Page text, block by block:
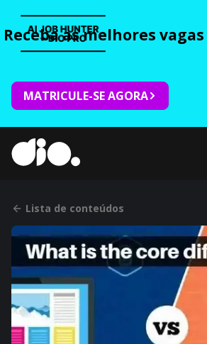
Receba as melhores
MATRICULE-SE AGORA
Lista de conteúdos